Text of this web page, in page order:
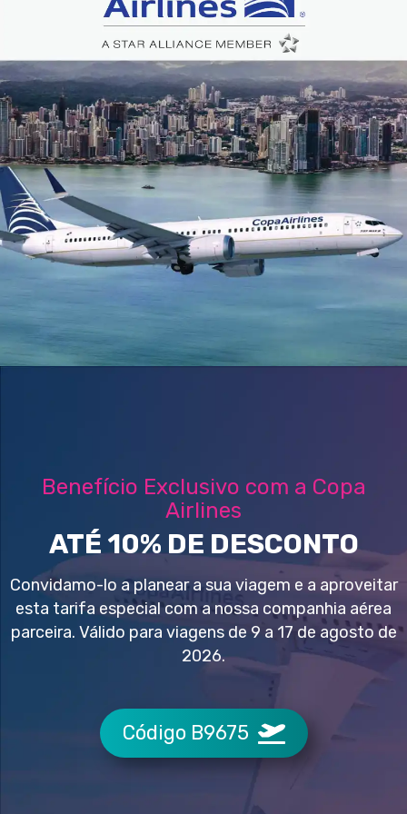
Benefício Exclusivo com a Copa
Airlines
ATÉ 10% DE DESCONTO
Convidamo-lo a planear a sua viagem e a aproveitar
esta tarifa especial com a nossa companhia aérea
parceira. Válido para viagens de 9 a 17 de agosto de
2026.
Código B9675